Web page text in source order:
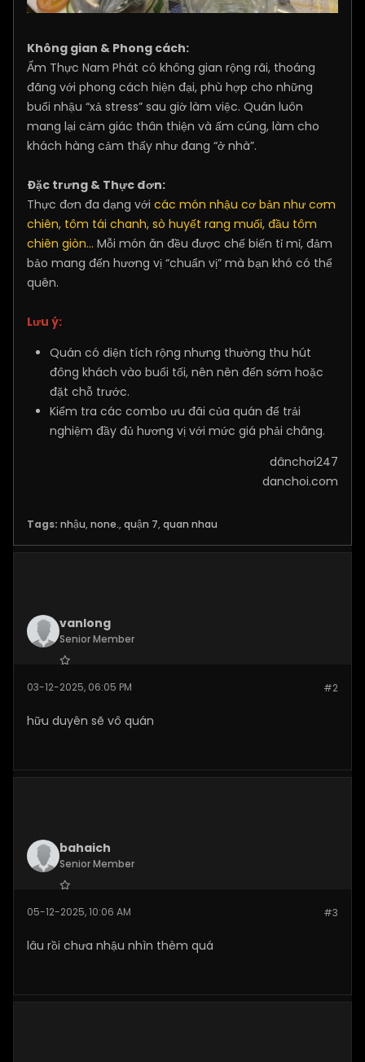
Không gian & Phong cách:
Ẩm Thực Nam Phát có không gian rộng rãi, thoáng
đãng với phong cách hiện đại, phù hợp cho những
buổi nhậu “xả stress” sau giờ làm việc. Quán luôn
mang lại cảm giác thân thiện và ấm cúng, làm cho
khách hàng cảm thấy như đang “ở nhà”.
Đặc trưng & Thực đơn:
Thực đơn đa dạng với các món nhậu cơ bản như cơm
chiên, tôm tái chanh, sò huyết rang muối, đầu tôm
chiên giòn… Mỗi món ăn đều được chế biến tỉ mỉ, đảm
bảo mang đến hương vị “chuẩn vị” mà bạn khó có thể
quên.
Lưu ý:
Quán có diện tích rộng nhưng thường thu hút
đông khách vào buổi tối, nên nên đến sớm hoặc
đặt chỗ trước.
Kiểm tra các combo ưu đãi của quán để trải
nghiệm đầy đủ hương vị với mức giá phải chăng.
dânchơi247
danchoi.com
Tags: nhậu, none., quận 7, quan nhau
vanlong
Senior Member
Posts:269 #2
03-12-2025, 06:05 PM
hữu duyên sẽ vô quán
bahaich
Senior Member
Posts: 263 #3
05-12-2025, 10:06 AM
lâu rồi chưa nhậu nhìn thèm quá